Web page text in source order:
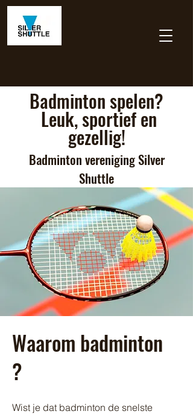
Badminton spelen?
Leuk, sportief en
gezellig!
Badminton vereniging Silver
Shuttle
Waarom badminton
?
Wist je dat badminton de snelste